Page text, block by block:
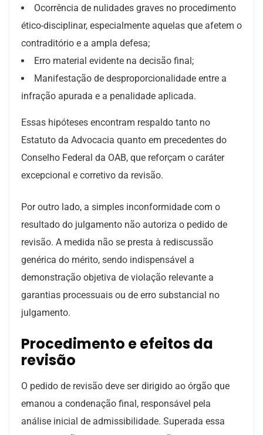
Ocorrência de nulidades graves no procedimento
ético-disciplinar, especialmente aquelas que afetem o
contraditório e a ampla defesa;
Erro material evidente na decisão final;
Manifestação de desproporcionalidade entre a
infração apurada e a penalidade aplicada.
Essas hipóteses encontram respaldo tanto no
Estatuto da Advocacia quanto em precedentes do
Conselho Federal da OAB, que reforçam o caráter
excepcional e corretivo da revisão.
Por outro lado, a simples inconformidade com o
resultado do julgamento não autoriza o pedido de
revisão. A medida não se presta à rediscussão
genérica do mérito, sendo indispensável a
demonstração objetiva de violação relevante a
garantias processuais ou de erro substancial no
julgamento.
Procedimento e efeitos da
revisão
O pedido de revisão deve ser dirigido ao órgão que
emanou a condenação final, responsável pela
análise inicial de admissibilidade. Superada essa